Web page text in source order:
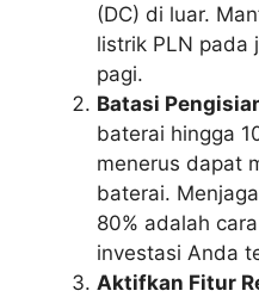
(DC) di luar.
listrik PLN pada
pagi.
Batasi
baterai hingga
menerus dapat
baterai.
80% adalah
investasi Anda
Aktifkan Fitur